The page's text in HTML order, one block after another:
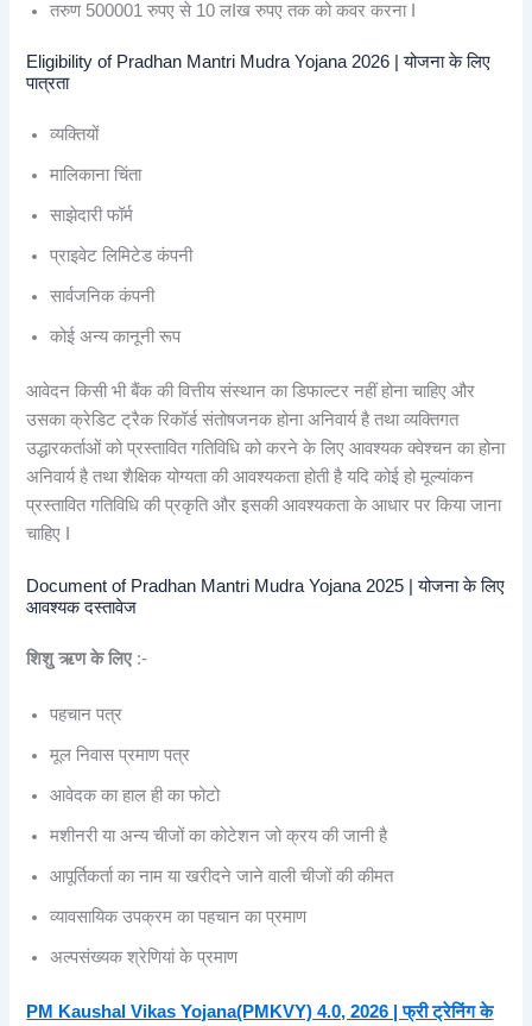
तरुण 500001 रुपए से 10 लIख रुपए तक को कवर करना I
Eligibility of Pradhan Mantri Mudra Yojana 2026 | योजना के लिए
पात्रता
व्यक्तियों
मालिकाना चिंता
साझेदारी फॉर्म
प्राइवेट लिमिटेड कंपनी
सार्वजनिक कंपनी
कोई अन्य कानूनी रूप
आवेदन किसी भी बैंक की वित्तीय संस्थान का डिफाल्टर नहीं होना चाहिए और
उसका क्रेडिट ट्रैक रिकॉर्ड संतोषजनक होना अनिवार्य है तथा व्यक्तिगत
उद्धारकर्ताओं को प्रस्तावित गतिविधि को करने के लिए आवश्यक क्वेश्चन का होना
अनिवार्य है तथा शैक्षिक योग्यता की आवश्यकता होती है यदि कोई हो मूल्यांकन
प्रस्तावित गतिविधि की प्रकृति और इसकी आवश्यकता के आधार पर किया जाना
चाहिए I
Document of Pradhan Mantri Mudra Yojana 2025 | योजना के लिए
आवश्यक दस्तावेज
शिशु् ऋण के लिए :-
पहचान पत्र
मूल निवास प्रमाण पत्र
आवेदक का हाल ही का फोटो
मशीनरी या अन्य चीजों का कोटेशन जो क्रय की जानी है
आपूर्तिकर्ता का नाम या खरीदने जाने वाली चीजों की कीमत
व्यावसायिक उपक्रम का पहचान का प्रमाण
अल्पसंख्यक श्रेणियां के प्रमाण
PM Kaushal Vikas Yojana(PMKVY) 4.0, 2026 | फ्री ट्रेनिंग के